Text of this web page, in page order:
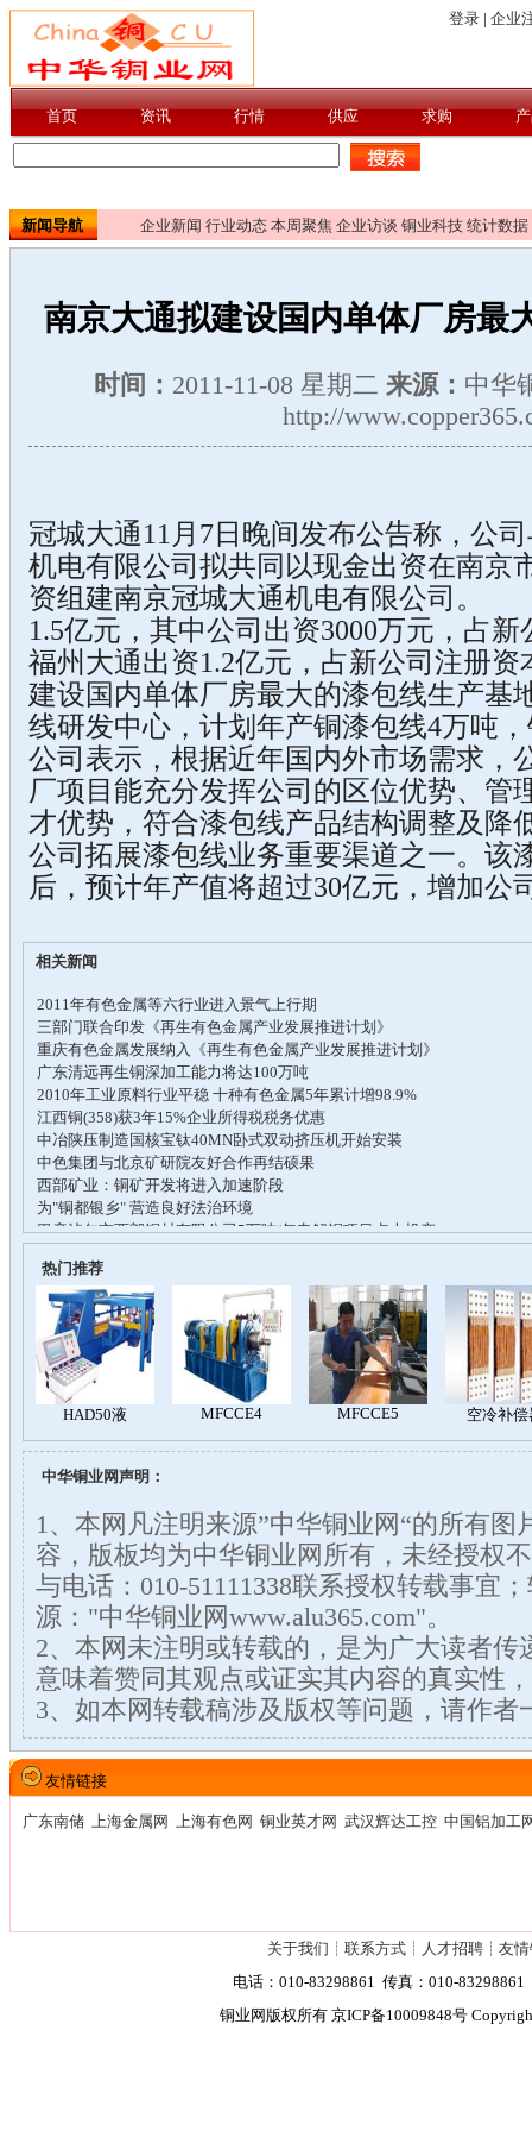
新闻导航 企业新闻 行业动态 本周聚焦 企业访谈 铜业科技 统计数据
南京大通拟建设国内单体厂房最
时间： 2011-11-08 星期二 来源： 中华
http://
冠城大通11月7日晚间发布公告称，公
机电有限公司拟共同以现金出资在南京
资组建南京冠城大通机电有限公司。
1.5亿元，其中公司出资3000万元，占
福州大通出资1.2亿元，占新公司注册资
建设国内单体厂房最大的漆包线生产基
线研发中心，计划年产铜漆包线4万
公司表示，根据近年国内外市场需求，
厂项目能充分发挥公司的区位优势、管
才优势，符合漆包线产品结构调整及降
公司拓展漆包线业务重要渠道之一。该
后，预计年产值将超过30亿元，增加公
相关新闻
热门推荐
中华铜业网声明：
1、本网凡注明来源”中华铜业网“的所有图
容，版板均为中华铜业网所有，未经授权
与电话：010-51111338联系授权转载事宜
源："中华铜业网www.alu365.com"。
2、本网未注明或转载的，是为广大读者传
意味着赞同其观点或证实其内容的真实性
3、如本网转载稿涉及版权等问题，请作者